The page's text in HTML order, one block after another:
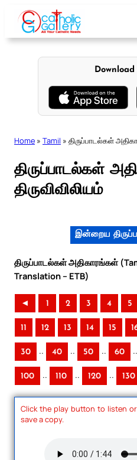
content
Home » Tamil » திருப்பாடல்கள்
திருப்பாடல்கள்
திருவிவிலியம்
இன்றைய
திருப்பாடல்கள் அதிகாரங்கள்
Translation – ETB)
◄ 1 2 3 4 5
11 12 13 14 15
30 .. 40 .. 50 .. 60 ..
100 .. 110 .. 120 .. 130
Click the play button to listen
save a copy.